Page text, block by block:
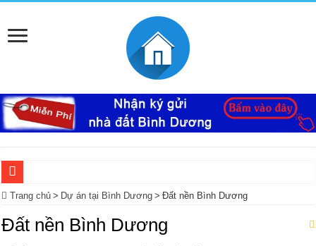
Ký Gửi Đất Bình Dương Miễn Phí giúp mua bán nhanh
Ký gửi đất Mỹ Phước 3 miễn phí bao lo mọi thủ tục giấy tờ trọn gói
Trang chủ > Dự án tại Bình Dương > Đất nền Bình Dương
Đất nền Bình Dương